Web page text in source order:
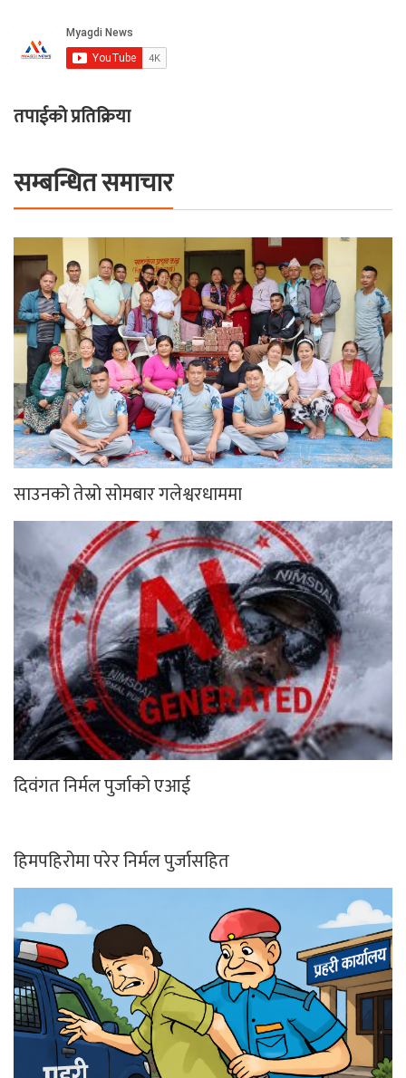
तपाईको प्रतिक्रिया
सम्बन्धित समाचार
साउनको तेस्रो सोमबार गलेश्वरधाममा
दिवंगत निर्मल पुर्जाको एआई
हिमपहिरोमा परेर निर्मल पुर्जासहित